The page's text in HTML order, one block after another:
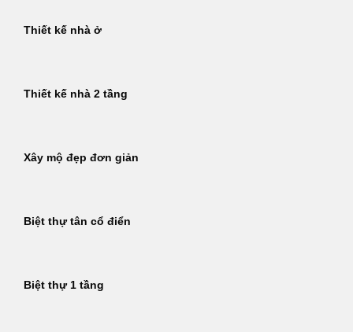
Thiết kế nhà ở
Thiết kế nhà 2 tầng
Xây mộ đẹp đơn giản
Biệt thự tân cổ điển
Biệt thự 1 tầng